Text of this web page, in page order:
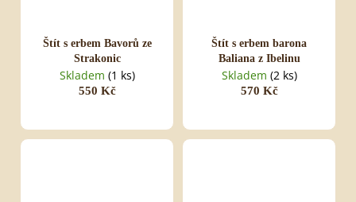
Štít s erbem Bavorů ze
Strakonic
Skladem (1 ks)
550 Kč
Štít s erbem barona
Baliana z Ibelinu
Skladem (2 ks)
570 Kč